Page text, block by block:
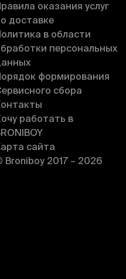
Правила оказания услуг
доставке
Политика в области
персональных
Порядок формирования
сбора
работать в
сайта
Broniboy 2017 – 2026